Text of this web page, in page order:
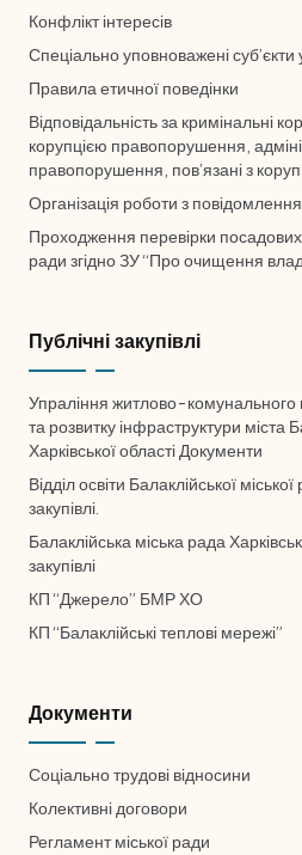
Конфлікт інтересів
Спеціально уповноважені суб’єкти
Правила етичної поведінки
Відповідальність за кримінальні
корупцією правопорушення,
правопорушення, пов’язані з
Організація роботи з
Проходження перевірки посадових
ради згідно ЗУ “Про очищення
Публічні закупівлі
Упраління житлово-комунального
та розвитку інфраструктури міста
Харківської області Документи
Відділ освіти Балаклійської
закупівлі.
Балаклійська міська рада
закупівлі
КП “Джерело” БМР ХО
КП “Балаклійські теплові мережі”
Документи
Соціально трудові відносини
Колективні договори
Регламент міської ради